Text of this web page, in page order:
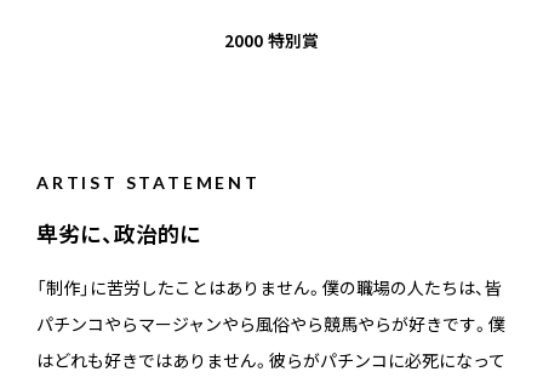
2000 特別賞
ARTIST STATEMENT
卑劣に、政治的に
「制作」に苦労したことはありません。僕の職場の人たちは、皆
パチンコやらマージャンやら風俗やら競馬やらが好きです。僕
はどれも好きではありません。彼らがパチンコに必死になって